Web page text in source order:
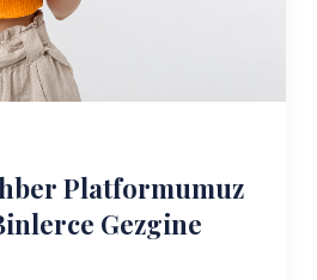
Platformumuz
Gezgine